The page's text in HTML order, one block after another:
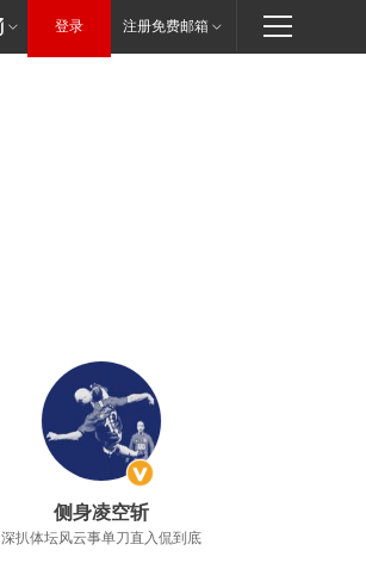
登录 注册免费邮箱
侧身凌空斩
深扒体坛风云事单刀直入侃到底